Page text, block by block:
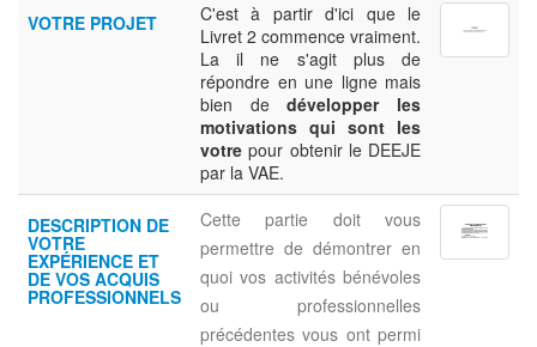
VOTRE PROJET
C'est à partir d'ici que le
Livret 2 commence vraiment.
La il ne s'agit plus de
répondre en une ligne mais
bien dedévelopper les
motivations qui sont les
votre pour obtenir le DEEJE
par la VAE.
DESCRIPTION DE
VOTRE
EXPÉRIENCE ET
DE VOS ACQUIS
PROFESSIONNELS
Cette partie doit vous
permettre de démontrer en
quoi vos activités bénévoles
ou professionnelles
précédentes vous ont permi